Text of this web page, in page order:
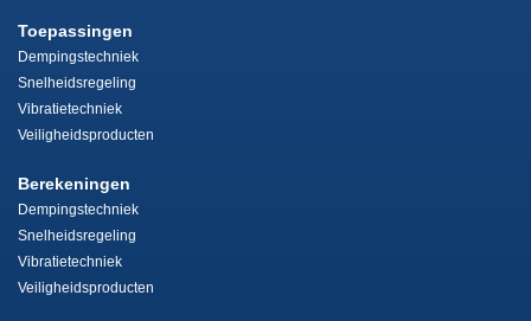
Toepassingen
Dempingstechniek
Snelheidsregeling
Vibratietechniek
Veiligheidsproducten
Berekeningen
Dempingstechniek
Snelheidsregeling
Vibratietechniek
Veiligheidsproducten